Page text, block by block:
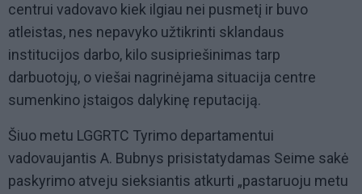
centrui vadovavo kiek ilgiau nei pusmetį ir buvo
atleistas, nes nepavyko užtikrinti sklandaus
institucijos darbo, kilo susipriešinimas tarp
darbuotojų, o viešai nagrinėjama situacija centre
sumenkino įstaigos dalykinę reputaciją.
Šiuo metu LGGRTC Tyrimo departamentui
vadovaujantis A. Bubnys prisistatydamas Seime sakė
paskyrimo atveju sieksiantis atkurti „pastaruoju metu